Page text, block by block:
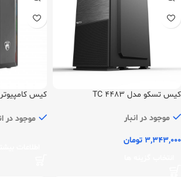
کیس تسکو مدل TC 4483
موجود در انبار
3,343,000 تومان
کیس
موجود در